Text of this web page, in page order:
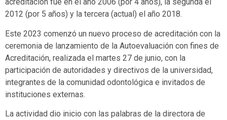
acreditación fue en el año 2006 (por 4 años), la segunda el
2012 (por 5 años) y la tercera (actual) el año 2018.
Este 2023 comenzó un nuevo proceso de acreditación con la
ceremonia de lanzamiento de la Autoevaluación con fines de
Acreditación, realizada el martes 27 de junio, con la
participación de autoridades y directivos de la universidad,
integrantes de la comunidad odontológica e invitados de
instituciones externas.
La actividad dio inicio con las palabras de la directora de